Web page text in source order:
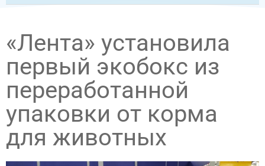
«Лента» установила
первый экобокс из
переработанной
упаковки от корма
для животных